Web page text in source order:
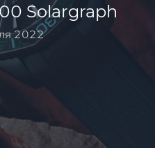
Solargraph
2022